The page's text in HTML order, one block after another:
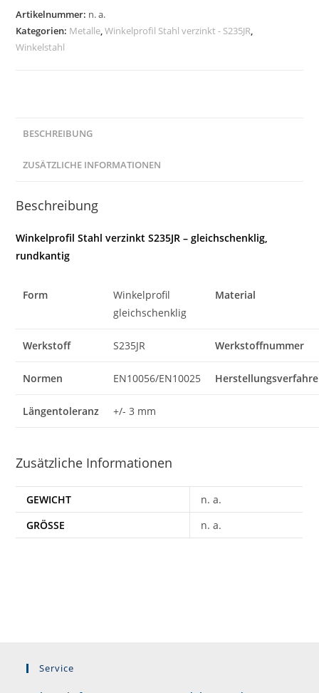
S235JR
-
gleichschenklig,
Artikelnummer: n. a.
Kategorien: Metalle,Winkelprofil Stahl verzinkt - S235JR,
Winkelstahl
BESCHREIBUNG
ZUSÄTZLICHE INFORMATIONEN
Beschreibung
Winkelprofil Stahl verzinkt S235JR – gleichschenklig,
rundkantig
Form
Winkelprofil
gleichschenklig
Material
Werkstoff S235JR Werkstoffnummer
Normen EN10056/EN10025
Längentoleranz +/- 3 mm
Zusätzliche Informationen
GEWICHT
n. a.
GRÖSSE
n. a.
Service